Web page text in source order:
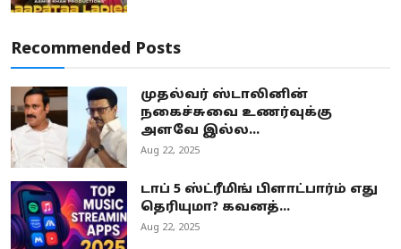
Recommended Posts
முதல்வர் ஸ்டாலினின்
நகைச்சுவை உணர்வுக்கு
அளவே இல்ல...
Aug 22, 2025
டாப் 5 ஸ்ட்ரீமிங் பிளாட்பார்ம் எது
தெரியுமா? கவனத்...
Aug 22, 2025